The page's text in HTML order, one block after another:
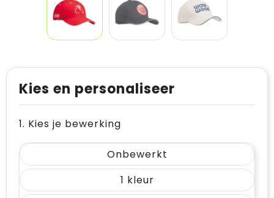
Kies en personaliseer
1. Kies je bewerking
Onbewerkt
1